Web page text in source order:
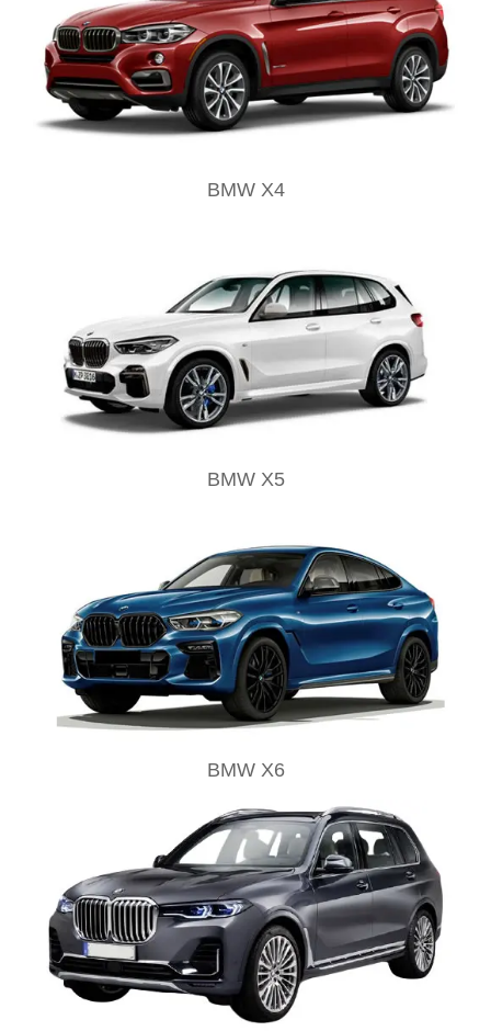
BMW X4
BMW X5
BMW X6